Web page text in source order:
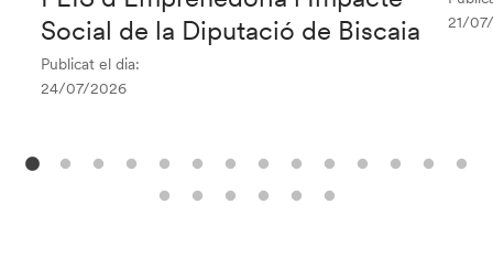
Social de la Diputació de Biscaia
Publicat el dia:
24/07/2026
21/